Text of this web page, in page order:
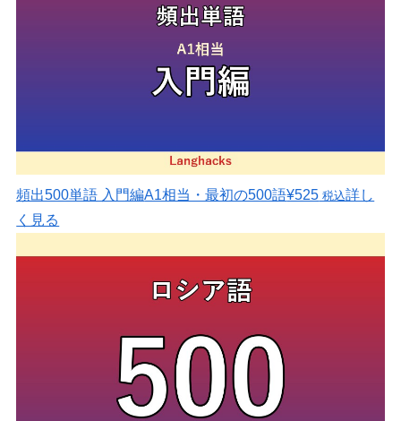
頻出500単語 入門編A1相当・最初の500語¥525 税込詳し
く見る